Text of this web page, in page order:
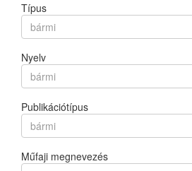
Típus
bármi
Nyelv
bármi
Publikációtípus
bármi
Műfaji megnevezés